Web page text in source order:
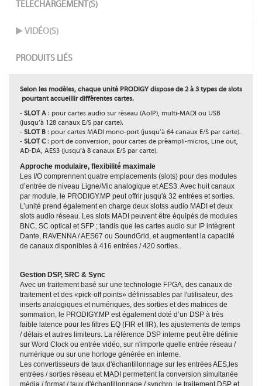
TÉLÉCHARGEMENT(S)
VIDÉO(S)
PRODUITS LIÉS
Selon les modèles, chaque unité PRODIGY dispose de 2 à 3 types de slots
pourtant accueillir différentes cartes.
- SLOT A : pour cartes audio sur réseau (AoIP), multi-MADI ou USB
(jusqu’à 128 canaux E/S par carte).
- SLOT B : pour cartes MADI mono-port (jusqu’à 64 canaux E/S par carte).
- SLOT C: port de conversion, pour cartes de préampli-micros, Line out,
AD-DA, AES3 (jusqu’à 8 canaux E/S par carte).
Approche modulaire, flexibilité maximale
Les I/O comprennent quatre emplacements (slots) pour des modules
d’entrée de niveau Ligne/Mic analogique et AES3. Avec huit canaux
par module, le PRODIGY.MP peut offrir jusqu'à 32 entrées et sorties.
L’unité prend également en charge deux slotss audio MADI et deux
slots audio réseau. Les slots MADI peuvent être équipés de modules
BNC, SC optical et SFP ; tandis que les cartes audio sur IP intègrent
Dante, RAVENNA / AES67 ou SoundGrid, et augmentent la capacité
de canaux disponibles à 416 entrées / 420 sorties..
Gestion DSP, SRC & Sync
Avec un traitement basé sur une technologie FPGA, des canaux de
traitement et des «pick-off points» définissables par l'utilisateur, des
inserts analogiques et numériques, des sorties et des matrices de
sommation, le PRODIGY.MP est également doté d’un DSP à très
faible latence pour les filtres EQ (FIR et IIR), les ajustements de temps
/ délais et autres limiteurs. La référence DSP interne peut être définie
sur Word Clock ou entrée vidéo, sur n'importe quelle entrée réseau /
numérique ou sur une horloge générée en interne.
Les convertisseurs de taux d'échantillonnage sur les entrées AES,les
entrées / sorties réseau et MADI permettent la conversion simultanée
média / format / taux d'échantillonnage / synchro, le traitement DSP et